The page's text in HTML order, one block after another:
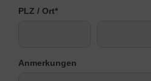
PLZ / Ort*
Anmerkungen